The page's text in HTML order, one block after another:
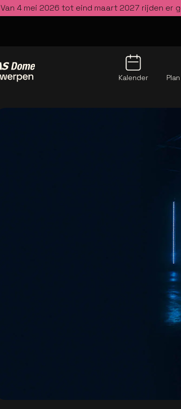
Van 4 mei 2026 tot eind maart 2027 rijden er
Kalender